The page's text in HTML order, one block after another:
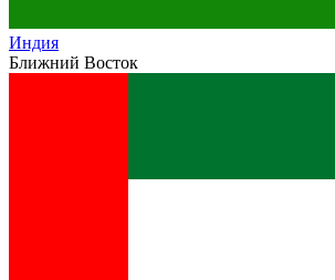
Индия
Ближний Восток